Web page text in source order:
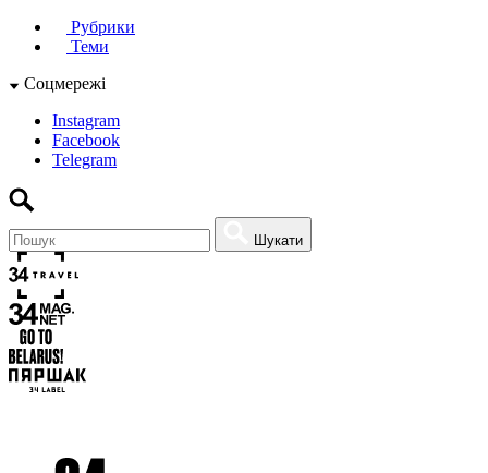
Рубрики
Теми
Соцмережі
Instagram
Facebook
Telegram
Шукати